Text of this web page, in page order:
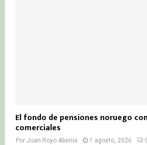
El fondo de pensiones noruego
comerciales
Por Juan Royo Abenia 1 agosto, 2026